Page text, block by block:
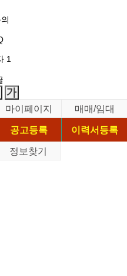
1
마이페이지
매매/임대
공고등록
이력서등록
정보찾기